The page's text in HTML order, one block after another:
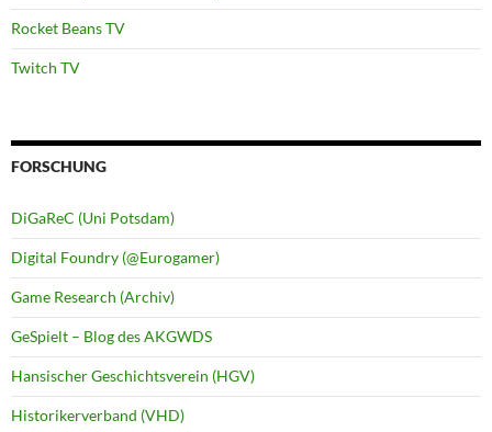
Rocket Beans TV
Twitch TV
FORSCHUNG
DiGaReC (Uni Potsdam)
Digital Foundry (@Eurogamer)
Game Research (Archiv)
GeSpielt – Blog des AKGWDS
Hansischer Geschichtsverein (HGV)
Historikerverband (VHD)